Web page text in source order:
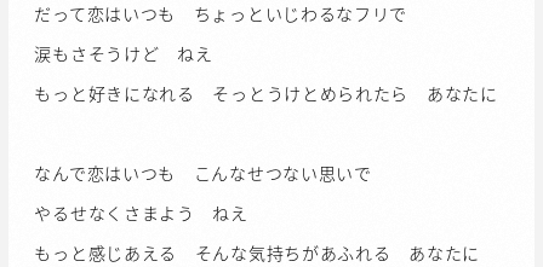
だって恋はいつも ちょっといじわるなフリで
涙もさそうけど ねえ
もっと好きになれる そっとうけとめられたら あなたに
なんで恋はいつも こんなせつない思いで
やるせなくさまよう ねえ
もっと感じあえる そんな気持ちがあふれる あなたに